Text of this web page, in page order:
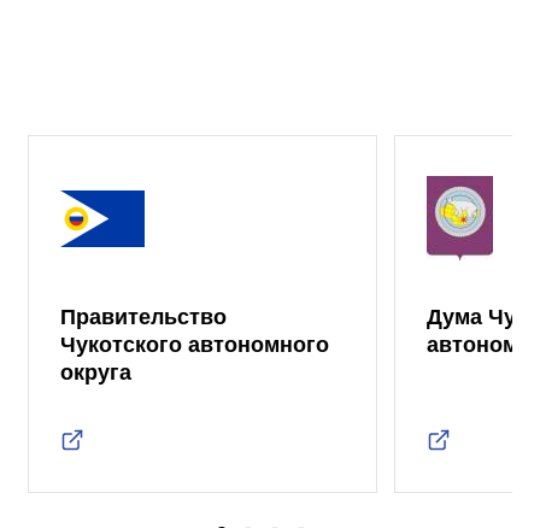
Правительство
Чукотского автономного
округа
Дума